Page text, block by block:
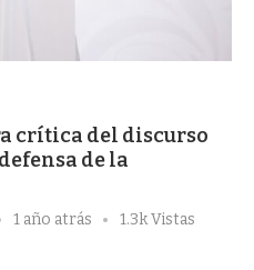
crítica del discurso
de la
1 año atrás 1.3k Vistas